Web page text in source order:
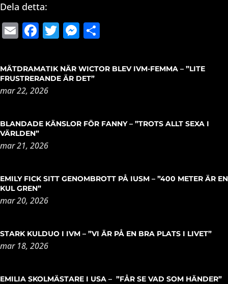
Dela detta:
EmailFacebook
TwitterMessenger
MÄTDRAMATIK NÄR WICTOR BLEV IVM-FEMMA – ”LITE
FRUSTRERANDE ÄR DET”
mar 22, 2026
BLANDADE KÄNSLOR FÖR FANNY – ”TROTS ALLT SEXA I
VÄRLDEN”
mar 21, 2026
EMILY FICK SITT GENOMBROTT PÅ IUSM – ”400 METER ÄR EN
KUL GREN”
mar 20, 2026
STARK KULDUO I IVM – ”VI ÄR PÅ EN BRA PLATS I LIVET”
mar 18, 2026
EMILIA SKOLMÄSTARE I USA – ”FÅR SE VAD SOM HÄNDER”